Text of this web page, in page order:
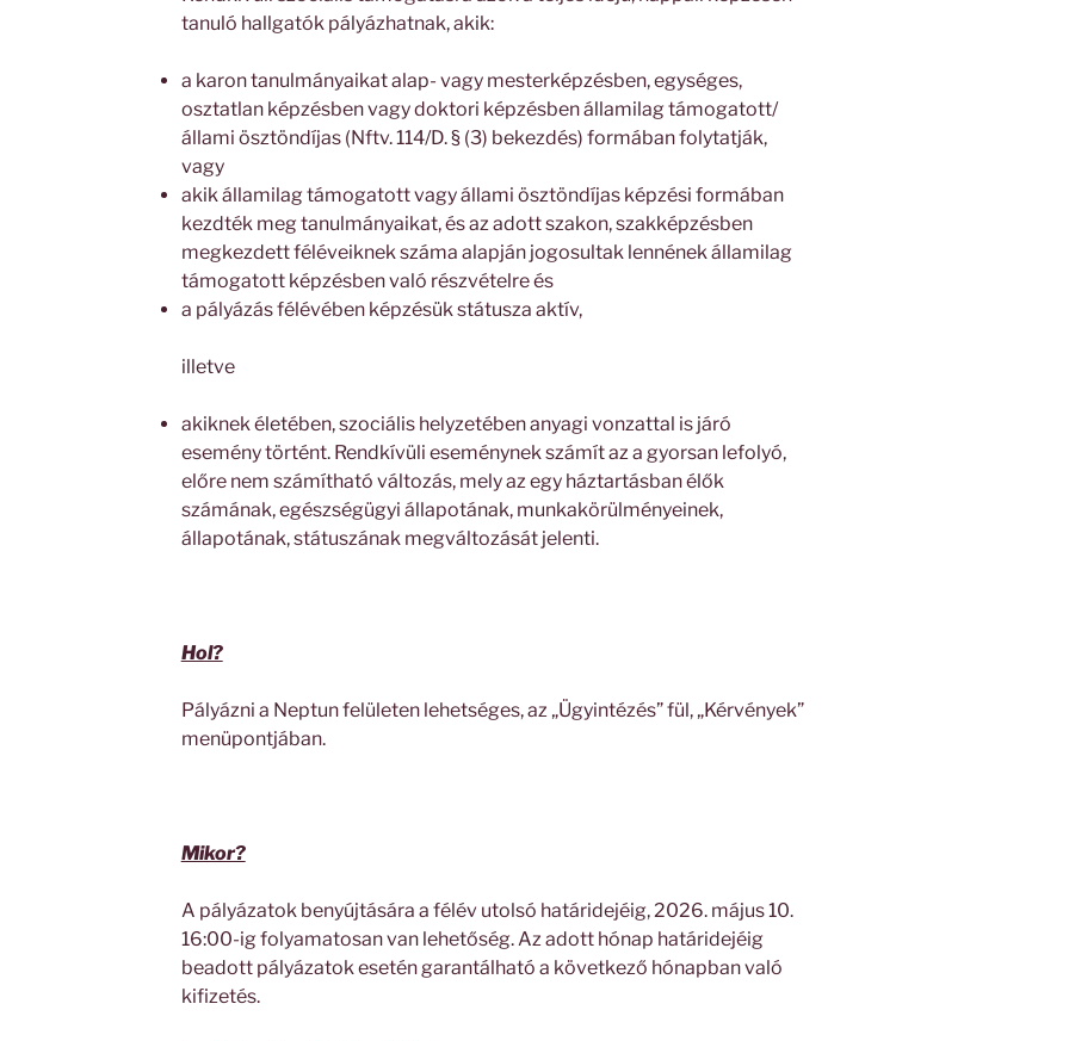
tanuló hallgatók pályázhatnak, akik:
a karon tanulmányaikat alap- vagy mesterképzésben, egységes,
osztatlan képzésben vagy doktori képzésben államilag támogatott/
állami ösztöndíjas (Nftv. 114/D. § (3) bekezdés) formában folytatják,
vagy
akik államilag támogatott vagy állami ösztöndíjas képzési formában
kezdték meg tanulmányaikat, és az adott szakon, szakképzésben
megkezdett féléveiknek száma alapján jogosultak lennének államilag
támogatott képzésben való részvételre és
a pályázás félévében képzésük státusza aktív,
illetve
akiknek életében, szociális helyzetében anyagi vonzattal is járó
esemény történt. Rendkívüli eseménynek számít az a gyorsan lefolyó,
előre nem számítható változás, mely az egy háztartásban élők
számának, egészségügyi állapotának, munkakörülményeinek,
állapotának, státuszának megváltozását jelenti.
Hol?
Pályázni a Neptun felületen lehetséges, az „Ügyintézés” fül, „Kérvények”
menüpontjában.
Mikor?
A pályázatok benyújtására a félév utolsó határidejéig, 2026. május 10.
16:00-ig folyamatosan van lehetőség. Az adott hónap határidejéig
beadott pályázatok esetén garantálható a következő hónapban való
kifizetés.